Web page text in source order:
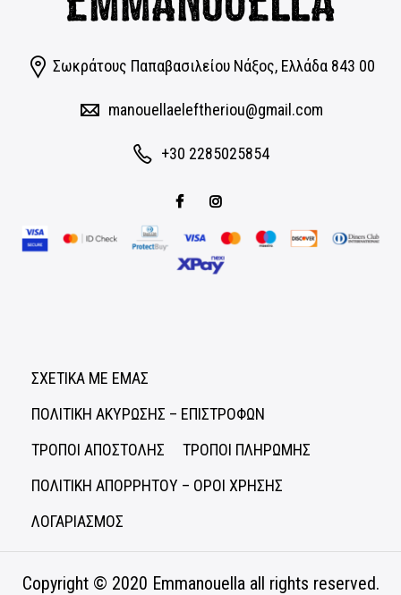
Σωκράτους Παπαβασιλείου Νάξος, Eλλάδα 843 00
manouellaeleftheriou@gmail.com
+30 2285025854
ΣΧΕΤΙΚΑ ΜΕ ΕΜΑΣ
ΠΟΛΙΤΙΚΗ ΑΚΥΡΩΣΗΣ – ΕΠΙΣΤΡΟΦΩΝ
ΤΡΟΠΟΙ ΑΠΟΣΤΟΛΗΣ
ΤΡΟΠΟΙ ΠΛΗΡΩΜΗΣ
ΠΟΛΙΤΙΚΗ ΑΠΟΡΡΗΤΟΥ – ΟΡΟΙ ΧΡΗΣΗΣ
ΛΟΓΑΡΙΑΣΜΟΣ
Copyright © 2020 Emmanouella all rights reserved.